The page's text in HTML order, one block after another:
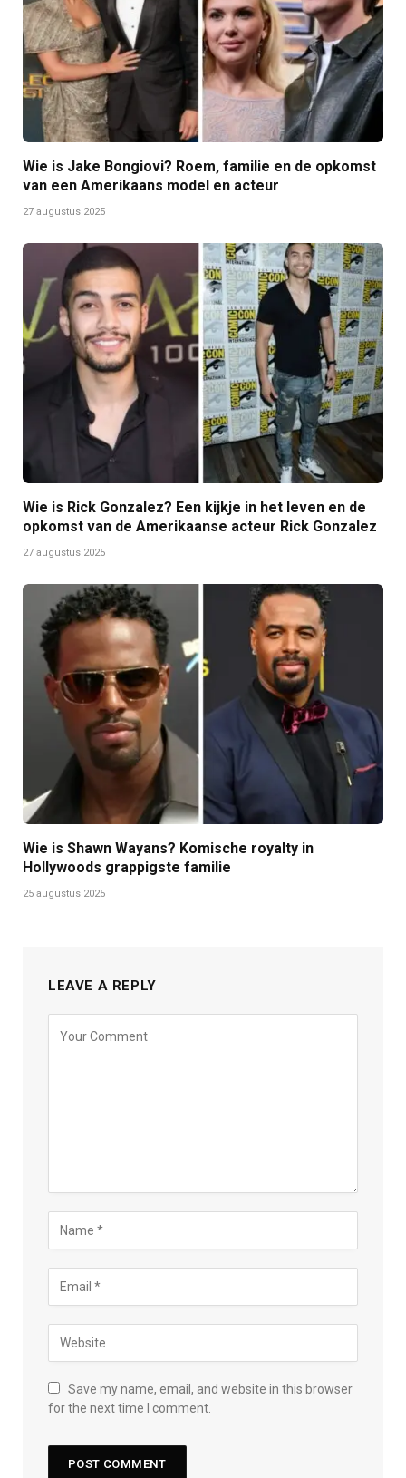
Wie is Jake Bongiovi? Roem, familie en de opkomst
van een Amerikaans model en acteur
27 augustus 2025
Wie is Rick Gonzalez? Een kijkje in het leven en de
opkomst van de Amerikaanse acteur Rick Gonzalez
27 augustus 2025
Wie is Shawn Wayans? Komische royalty in
Hollywoods grappigste familie
25 augustus 2025
LEAVE A REPLY
Save my name, email, and website in this browser
for the next time I comment.